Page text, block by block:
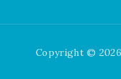
Copyright © 2026